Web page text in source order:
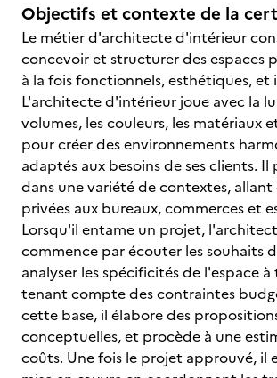
Objectifs et contexte de la
Le métier d'architecte d'intérieur
concevoir et structurer des espaces
à la fois fonctionnels, esthétiques, et
L'architecte d'intérieur joue avec la
volumes, les couleurs, les matériaux
pour créer des environnements
adaptés aux besoins de ses clients.
dans une variété de contextes, allant
privées aux bureaux, commerces et
Lorsqu'il entame un projet,
commence par écouter les souhaits
analyser les spécificités de l'espace
tenant compte des contraintes
cette base, il élabore des
conceptuelles, et procède à une
coûts. Une fois le projet approuvé, il